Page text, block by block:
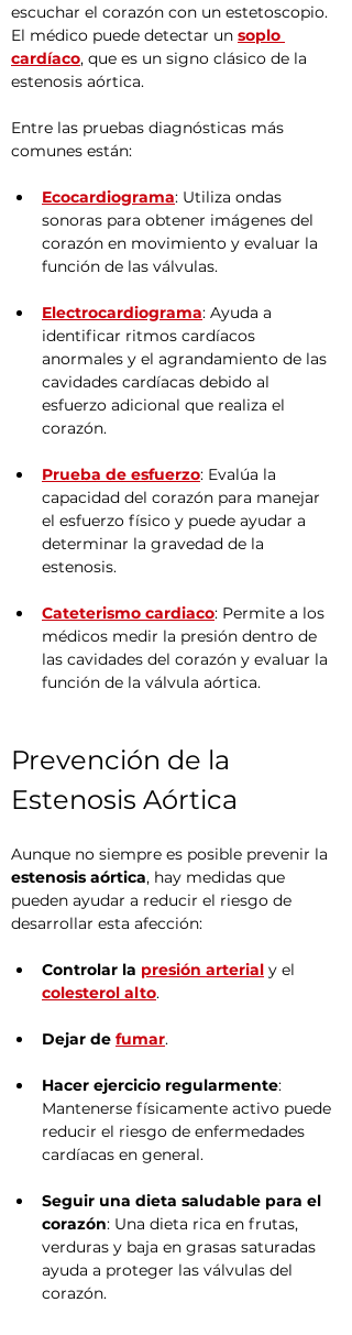
escuchar el corazón con un estetoscopio.
El médico puede detectar un soplo
cardíaco, que es un signo clásico de la
estenosis aórtica.
Entre las pruebas diagnósticas más
comunes están:
Ecocardiograma: Utiliza ondas
sonoras para obtener imágenes del
corazón en movimiento y evaluar la
función de las válvulas.
Electrocardiograma: Ayuda a
identificar ritmos cardíacos
anormales y el agrandamiento de las
cavidades cardíacas debido al
esfuerzo adicional que realiza el
corazón.
Prueba de esfuerzo: Evalúa la
capacidad del corazón para manejar
el esfuerzo físico y puede ayudar a
determinar la gravedad de la
estenosis.
Cateterismo cardiaco: Permite a los
médicos medir la presión dentro de
las cavidades del corazón y evaluar la
función de la válvula aórtica.
Prevención de la
Estenosis Aórtica
Aunque no siempre es posible prevenir la
estenosis aórtica, hay medidas que
pueden ayudar a reducir el riesgo de
desarrollar esta afección:
Controlar la presión arterial y el
colesterol alto.
Dejar de fumar.
Hacer ejercicio regularmente:
Mantenerse físicamente activo puede
reducir el riesgo de enfermedades
cardíacas en general.
Seguir una dieta saludable para el
corazón: Una dieta rica en frutas,
verduras y baja en grasas saturadas
ayuda a proteger las válvulas del
corazón.